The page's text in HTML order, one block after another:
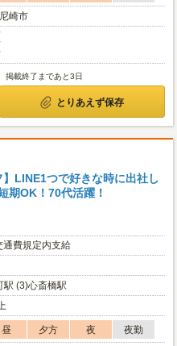
崎市
掲載終了まであと3日
とりあえず保存
】LINE1つで好きな時に出社し
期OK！70代活躍！
費規定内支給
駅 (3)心斎橋駅
昼 夕方 夜
夜勤